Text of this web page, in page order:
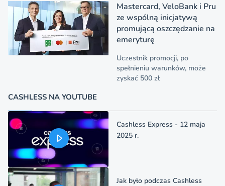
Mastercard, VeloBank i Pru
ze wspólną inicjatywą
promującą oszczędzanie na
emeryturę
Uczestnik promocji, po
spełnieniu warunków, może
zyskać 500 zł
CASHLESS NA YOUTUBE
Cashless Express - 12 maja
2025 r.
Jak było podczas Cashless